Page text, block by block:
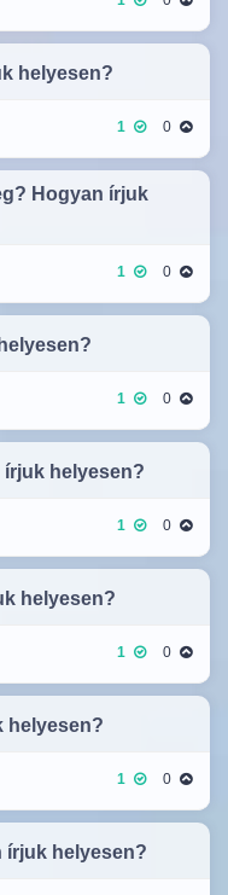
helyesen?
1 0
Hogyan írjuk
1 0
1 0
helyesen?
1 0
helyesen?
1 0
helyesen?
1 0
írjuk helyesen?